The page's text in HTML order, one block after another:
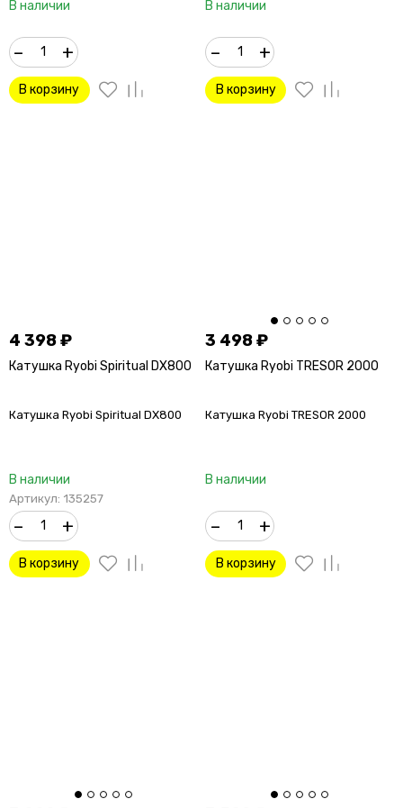
В наличии
– +
В корзину
В наличии
– +
В корзину
4 398₽
Катушка Ryobi Spiritual DX800
Катушка Ryobi Spiritual DX800
В наличии
Артикул: 135257
– +
В корзину
3 498₽
Катушка Ryobi TRESOR 2000
Катушка Ryobi TRESOR 2000
В наличии
– +
В корзину